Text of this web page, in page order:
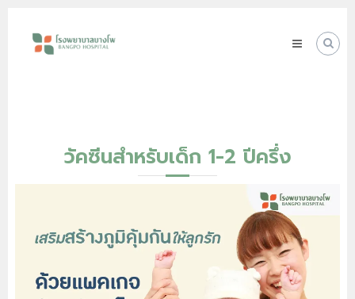
contentพยาบาล
วัคซีนสำหรับเด็ก 1-2 ปีครึ่ง